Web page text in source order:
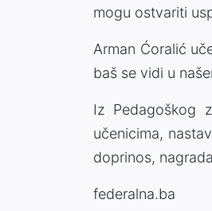
mogu ostvariti
Arman Ćoralić
baš se vidi u
Iz Pedagoškog
učenicima,
doprinos,
federalna.ba